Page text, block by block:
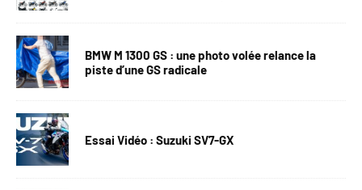
BMW M 1300 GS : une photo volée relance la
piste d’une GS radicale
Essai Vidéo : Suzuki SV7-GX